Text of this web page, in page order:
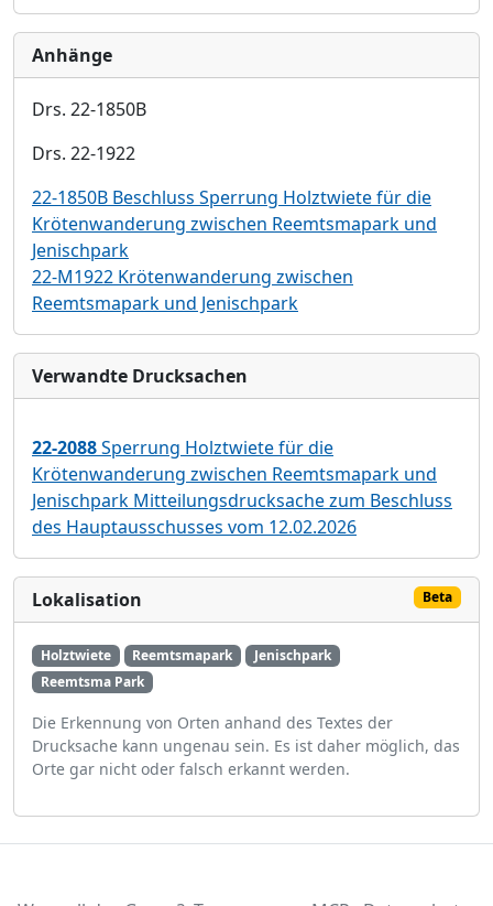
Anhänge
Drs. 22-1850B
Drs. 22-1922
22-1850B Beschluss Sperrung Holztwiete für die
Krötenwanderung zwischen Reemtsmapark und
Jenischpark
22-M1922 Krötenwanderung zwischen
Reemtsmapark und Jenischpark
Verwandte Drucksachen
22-2088Sperrung Holztwiete für die
Krötenwanderung zwischen Reemtsmapark und
Jenischpark Mitteilungsdrucksache zum Beschluss
des Hauptausschusses vom 12.02.2026
Lokalisation Beta
Holztwiete Reemtsmapark
Jenischpark
Reemtsma Park
Die Erkennung von Orten anhand des Textes der
Drucksache kann ungenau sein. Es ist daher möglich, das
Orte gar nicht oder falsch erkannt werden.